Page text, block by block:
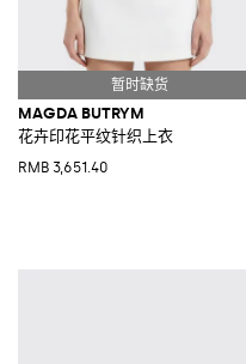
MAGDA BUTRYM
花卉印花平纹针织上衣
RMB 3,651.40